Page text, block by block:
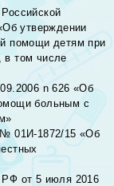
утверждении
помощи детям при
в том числе
n 626 «Об
больным с
№ 01И-1872/15 «Об
РФ от 5 июля 2016